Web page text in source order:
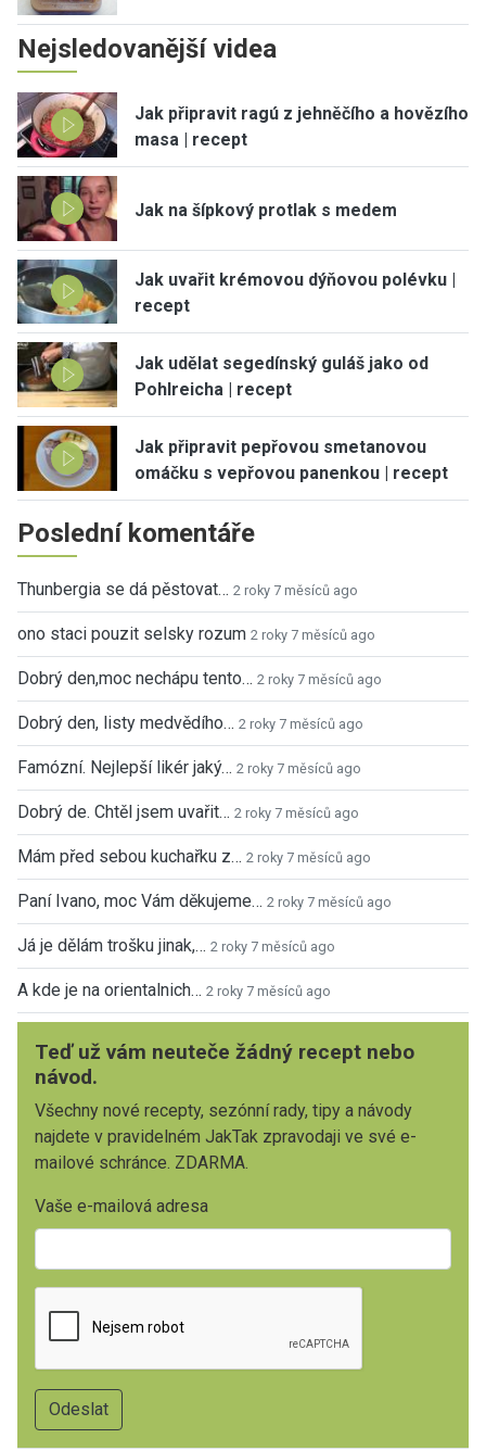
Nejsledovanější videa
Jak připravit ragú z jehněčího a hovězího
masa | recept
Jak na šípkový protlak s medem
Jak uvařit krémovou dýňovou polévku |
recept
Jak udělat segedínský guláš jako od
Pohlreicha | recept
Jak připravit pepřovou smetanovou
omáčku s vepřovou panenkou | recept
Poslední komentáře
Thunbergia se dá pěstovat… 2 roky 7 měsíců ago
ono staci pouzit selsky rozum 2 roky 7 měsíců ago
Dobrý den,moc nechápu tento… 2 roky 7 měsíců ago
Dobrý den, listy medvědího… 2 roky 7 měsíců ago
Famózní. Nejlepší likér jaký… 2 roky 7 měsíců ago
Dobrý de. Chtěl jsem uvařit… 2 roky 7 měsíců ago
Mám před sebou kuchařku z… 2 roky 7 měsíců ago
Paní Ivano, moc Vám děkujeme… 2 roky 7 měsíců ago
Já je dělám trošku jinak,… 2 roky 7 měsíců ago
A kde je na orientalnich… 2 roky 7 měsíců ago
Teď už vám neuteče žádný recept nebo
návod.
Všechny nové recepty, sezónní rady, tipy a návody
najdete v pravidelném JakTak zpravodaji ve své e-
mailové schránce. ZDARMA.
Vaše e-mailová adresa